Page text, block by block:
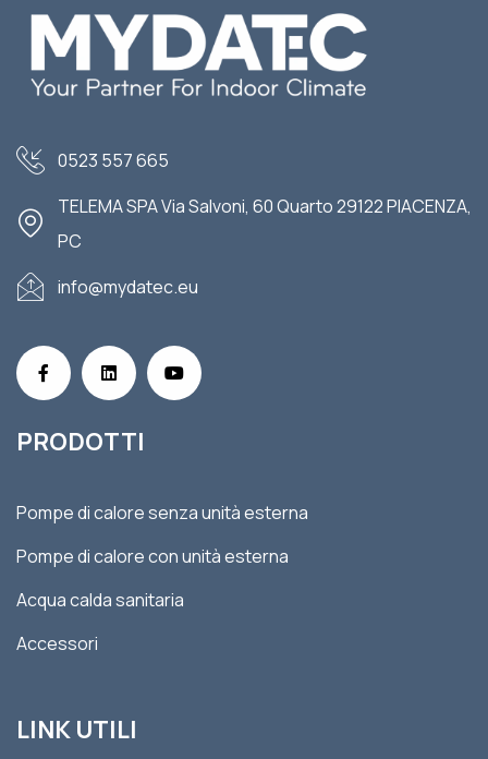
0523 557 665
TELEMA SPA Via Salvoni, 60 Quarto 29122 PIACENZA,
PC
info@mydatec.eu
PRODOTTI
Pompe di calore senza unità esterna
Pompe di calore con unità esterna
Acqua calda sanitaria
Accessori
LINK UTILI